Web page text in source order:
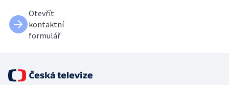
Otevřít
kontaktní
formulář